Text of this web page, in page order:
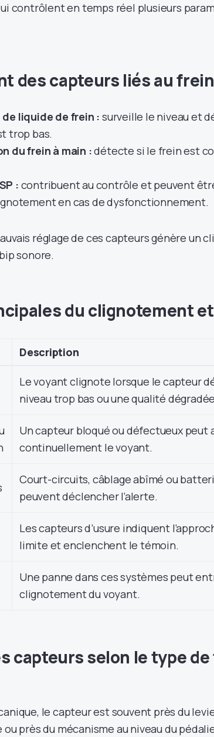
contrôlent en temps réel plusieurs
des capteurs liés au
liquide de frein : surveille le niveau et
trop bas.
du frein à main :détecte si le frein est
: contribuent au contrôle et peuvent
en cas de dysfonctionnement.
réglage de ces capteurs génère un
sonore.
du clignotement
Description
Le voyant clignote lorsque le capteur
niveau trop bas ou une qualité
Un capteur bloqué ou défectueux peut
continuellement le voyant.
Court-circuits, câblage abîmé ou
peuvent déclencher l’alerte.
Les capteurs d’usure indiquent
limite et enclenchent le témoin.
Une panne dans ces systèmes peut
clignotement du voyant.
capteurs selon le type de
le capteur est souvent près du
près du mécanisme au niveau du